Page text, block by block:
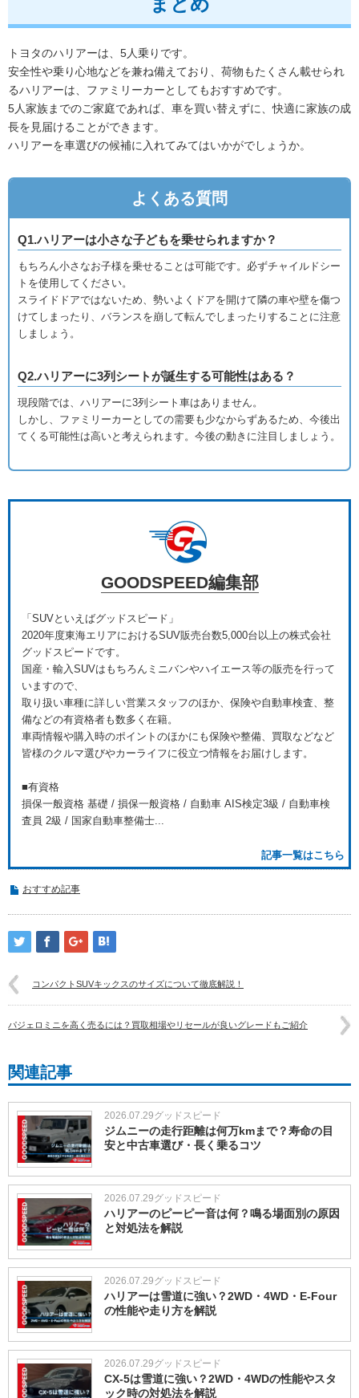
トヨタのハリアーは、5人乗りです。
安全性や乗り心地などを兼ね備えており、荷物もたくさん載せられ
るハリアーは、ファミリーカーとしてもおすすめです。
5人家族までのご家庭であれば、車を買い替えずに、快適に家族の成
長を見届けることができます。
ハリアーを車選びの候補に入れてみてはいかがでしょうか。
よくある質問
Q1.ハリアーは小さな子どもを乗せられますか？
もちろん小さなお子様を乗せることは可能です。必ずチャイルドシー
トを使用してください。
スライドドアではないため、勢いよくドアを開けて隣の車や壁を傷つ
けてしまったり、バランスを崩して転んでしまったりすることに注意
しましょう。
Q2.ハリアーに3列シートが誕生する可能性はある？
現段階では、ハリアーに3列シート車はありません。
しかし、ファミリーカーとしての需要も少なからずあるため、今後出
てくる可能性は高いと考えられます。今後の動きに注目しましょう。
GOODSPEED編集部
「SUVといえばグッドスピード」
2020年度東海エリアにおけるSUV販売台数5,000台以上の株式会社
グッドスピードです。
国産・輸入SUVはもちろんミニバンやハイエース等の販売を行って
いますので、
取り扱い車種に詳しい営業スタッフのほか、保険や自動車検査、整
備などの有資格者も数多く在籍。
車両情報や購入時のポイントのほかにも保険や整備、買取などなど
皆様のクルマ選びやカーライフに役立つ情報をお届けします。
■有資格
損保一般資格 基礎 / 損保一般資格 / 自動車 AIS検定3級 / 自動車検
査員 2級 / 国家自動車整備士...
記事一覧はこちら
おすすめ記事
コンパクトSUVキックスのサイズについて徹底解説！
パジェロミニを高く売るには？買取相場やリセールが良いグレードもご紹介
関連記事
2026.07.29グッドスピード
ジムニーの走行距離は何万kmまで？寿命の目
安と中古車選び・長く乗るコツ
2026.07.29グッドスピード
ハリアーのピーピー音は何？鳴る場面別の原因
と対処法を解説
2026.07.29グッドスピード
ハリアーは雪道に強い？2WD・4WD・E-Four
の性能や走り方を解説
2026.07.29グッドスピード
CX-5は雪道に強い？2WD・4WDの性能やスタ
ック時の対処法を解説